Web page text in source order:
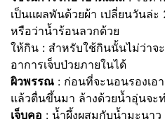
เป็นแผลพันด้วยผ้า เปลี่ยนวันล่
หรือว่าน้ำร้อนลวกด้วย
ให้กิน : สำหรับใช้กินนั้นไม่ว่าจ
อาการเจ็บป่วยภายในได้
ผิวพรรณ : ก่อนที่จะนอนรองเอ
แล้วตื่นขึ้นมา ล้างด้วยน้ำอุ่นจะ
เจ็บคอ : น้ำผึ้งผสมกับน้ำมะนา